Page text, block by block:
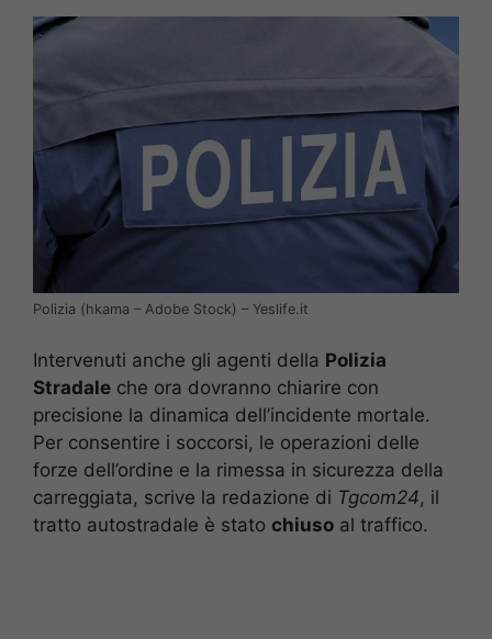
Polizia (hkama – Adobe Stock) – Yeslife.it
Intervenuti anche gli agenti della Polizia
Stradale che ora dovranno chiarire con
precisione la dinamica dell’incidente mortale.
Per consentire i soccorsi, le operazioni delle
forze dell’ordine e la rimessa in sicurezza della
carreggiata, scrive la redazione di Tgcom24, il
tratto autostradale è stato chiuso al traffico.